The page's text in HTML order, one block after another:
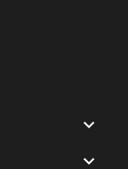

